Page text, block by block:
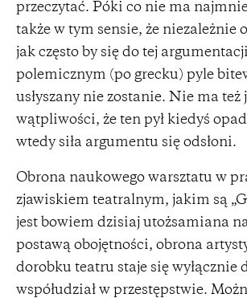
przeczytać. Póki co nie ma
także w tym sensie, że niezależnie
jak często by się do tej
polemicznym (po grecku) pyle
usłyszany nie zostanie. Nie ma też
wątpliwości, że ten pył kiedyś
wtedy siła argumentu się odsłoni.
Obrona naukowego warsztatu w
zjawiskiem teatralnym, jakim są
jest bowiem dzisiaj utożsamiana
postawą obojętności, obrona
dorobku teatru staje się wyłącznie
współudział w przestępstwie.